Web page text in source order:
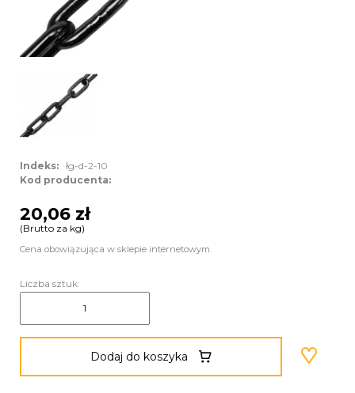
Indeks: łg-d-2-10
Kod producenta:
20,06 zł
(Brutto za kg)
Cena obowiązująca w sklepie internetowym.
Liczba sztuk:
Dodaj do koszyka